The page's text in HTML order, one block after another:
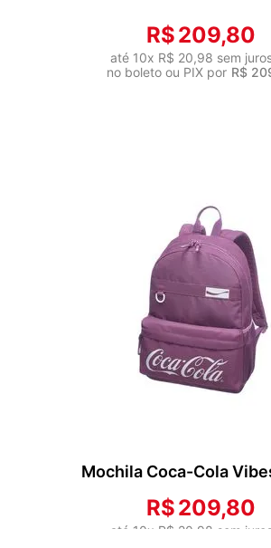
R$209,80
até 10x R$ 20,98 sem
no boleto ou PIX por R$
Mochila Coca-Cola
R$209,80
até 10x R$ 20 98 sem